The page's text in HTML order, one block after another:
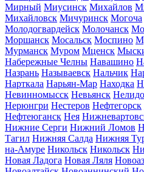
Мирный Миусинск Михайлов
Михайловск Мичуринск Могоча
Молодогвардейск Молочанск
Моршанск Мосальск Моспино
Мурманск Муром Мценск
Набережные Челны Навашино
Назрань Называевск Нальчик
Нарткала Нарьян-Мар Находка
Невинномысск Невьянск
Нерюнгри Нестеров Нефтегорск
Нефтеюганск Нея
Нижние Серги Нижний Ломов
Тагил Нижняя Салда Нижняя
на-Амуре Никольск Никольск
Новая Ладога Новая Ляля